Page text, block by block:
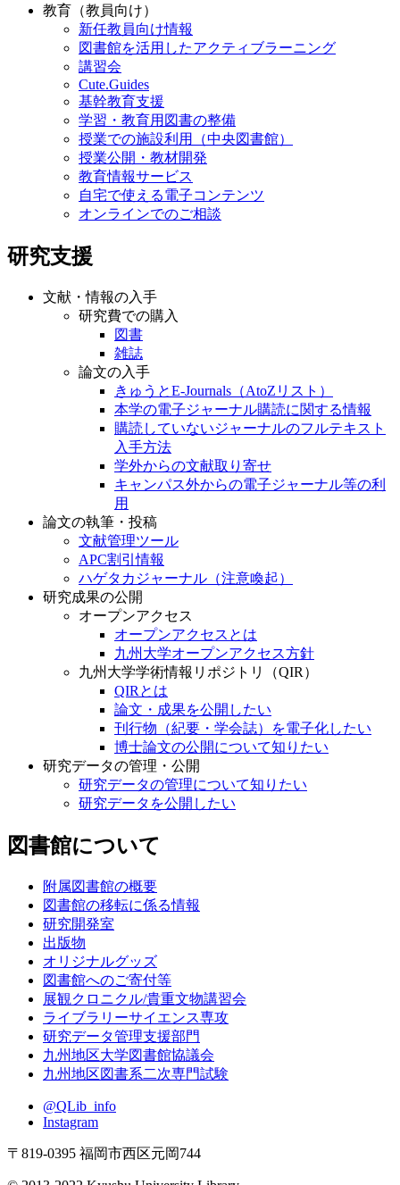
教育（教員向け）
新任教員向け情報
図書館を活用したアクティブラーニング
講習会
Cute.Guides
基幹教育支援
学習・教育用図書の整備
授業での施設利用（中央図書館）
授業公開・教材開発
教育情報サービス
自宅で使える電子コンテンツ
オンラインでのご相談
研究支援
文献・情報の入手
研究費での購入
図書
雑誌
論文の入手
きゅうとE-Journals（AtoZリスト）
本学の電子ジャーナル購読に関する情報
購読していないジャーナルのフルテキスト
入手方法
学外からの文献取り寄せ
キャンパス外からの電子ジャーナル等の利
用
論文の執筆・投稿
文献管理ツール
APC割引情報
ハゲタカジャーナル（注意喚起）
研究成果の公開
オープンアクセス
オープンアクセスとは
九州大学オープンアクセス方針
九州大学学術情報リポジトリ（QIR）
QIRとは
論文・成果を公開したい
刊行物（紀要・学会誌）を電子化したい
博士論文の公開について知りたい
研究データの管理・公開
研究データの管理について知りたい
研究データを公開したい
図書館について
附属図書館の概要
図書館の移転に係る情報
研究開発室
出版物
オリジナルグッズ
図書館へのご寄付等
展観クロニクル/貴重文物講習会
ライブラリーサイエンス専攻
研究データ管理支援部門
九州地区大学図書館協議会
九州地区図書系二次専門試験
@QLib_info
Instagram
〒819-0395 福岡市西区元岡744